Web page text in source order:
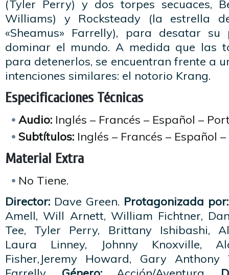
(Tyler Perry) y dos torpes secuaces,
Williams) y Rocksteady (la estrella
«Sheamus» Farrelly), para desatar
dominar el mundo. A medida que las
para detenerlos, se encuentran frente a
intenciones similares: el notorio Krang.
Especificaciones Técnicas
Audio: Inglés – Francés – Español –
Subtítulos: Inglés – Francés – Español
Material Extra
No Tiene.
Director: Dave Green. Protagonizada por:
Amell, Will Arnett, William Fichtner,
Tee, Tyler Perry, Brittany Ishibashi,
Laura Linney, Johnny Knoxville,
Fisher,Jeremy Howard, Gary